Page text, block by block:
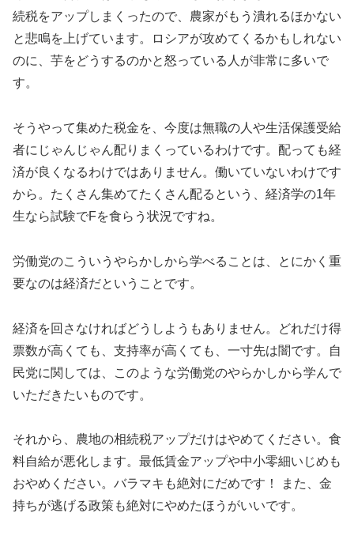
続税をアップしまくったので、農家がもう潰れるほかない
と悲鳴を上げています。ロシアが攻めてくるかもしれない
のに、芋をどうするのかと怒っている人が非常に多いで
す。
そうやって集めた税金を、今度は無職の人や生活保護受給
者にじゃんじゃん配りまくっているわけです。配っても経
済が良くなるわけではありません。働いていないわけです
から。たくさん集めてたくさん配るという、経済学の1年
生なら試験でFを食らう状況ですね。
労働党のこういうやらかしから学べることは、とにかく重
要なのは経済だということです。
経済を回さなければどうしようもありません。どれだけ得
票数が高くても、支持率が高くても、一寸先は闇です。自
民党に関しては、このような労働党のやらかしから学んで
いただきたいものです。
それから、農地の相続税アップだけはやめてください。食
料自給が悪化します。最低賃金アップや中小零細いじめも
おやめください。バラマキも絶対にだめです！ また、金
持ちが逃げる政策も絶対にやめたほうがいいです。